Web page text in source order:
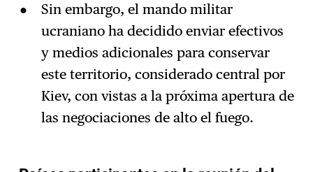
Sin embargo, el mando militar
ucraniano ha decidido enviar efectivos
y medios adicionales para conservar
este territorio, considerado central por
Kiev, con vistas a la próxima apertura de
las negociaciones de alto el fuego.